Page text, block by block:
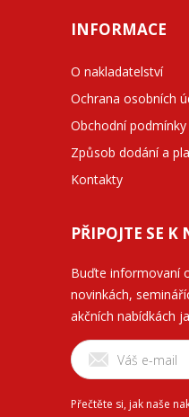
INFORMACE
O nakladatelství
Ochrana osobních
Obchodní podmínky
Způsob dodání a
Kontakty
PŘIPOJTE SE K
Buďte informovaní
novinkách,
akčních nabídkách
Přečtěte si, jak naše